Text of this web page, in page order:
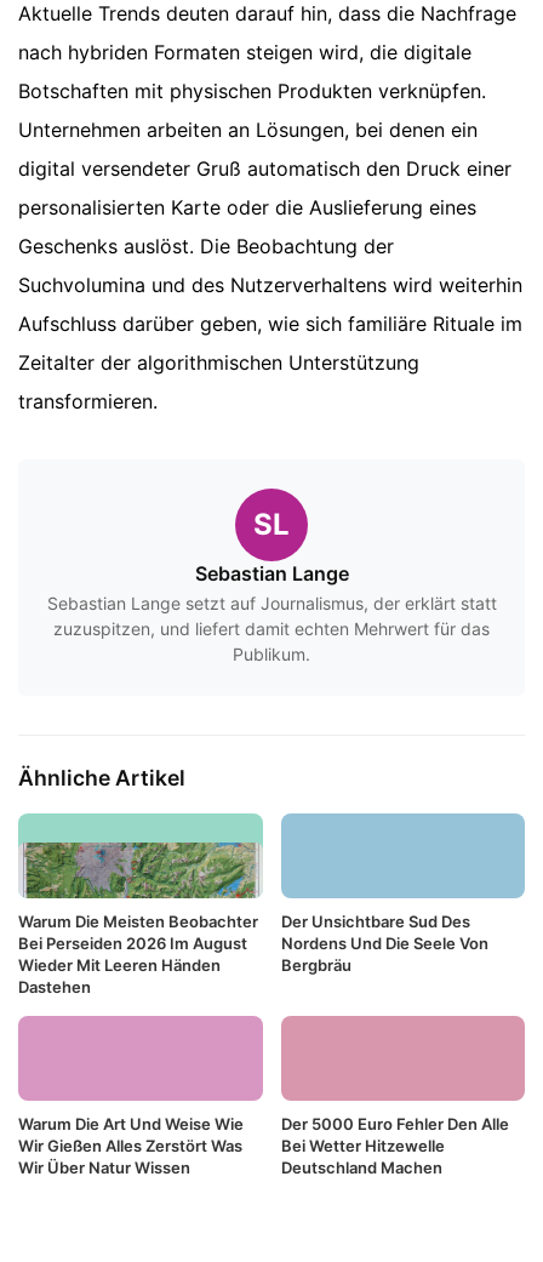
Aktuelle Trends deuten darauf hin, dass die Nachfrage
nach hybriden Formaten steigen wird, die digitale
Botschaften mit physischen Produkten verknüpfen.
Unternehmen arbeiten an Lösungen, bei denen ein
digital versendeter Gruß automatisch den Druck einer
personalisierten Karte oder die Auslieferung eines
Geschenks auslöst. Die Beobachtung der
Suchvolumina und des Nutzerverhaltens wird weiterhin
Aufschluss darüber geben, wie sich familiäre Rituale im
Zeitalter der algorithmischen Unterstützung
transformieren.
SL
Sebastian Lange
Sebastian Lange setzt auf Journalismus, der erklärt statt
zuzuspitzen, und liefert damit echten Mehrwert für das
Publikum.
Ähnliche Artikel
Warum Die Meisten Beobachter
Bei Perseiden 2026 Im August
Wieder Mit Leeren Händen
Dastehen
Der Unsichtbare Sud Des
Nordens Und Die Seele Von
Bergbräu
Warum Die Art Und Weise Wie
Wir Gießen Alles Zerstört Was
Wir Über Natur Wissen
Der 5000 Euro Fehler Den Alle
Bei Wetter Hitzewelle
Deutschland Machen